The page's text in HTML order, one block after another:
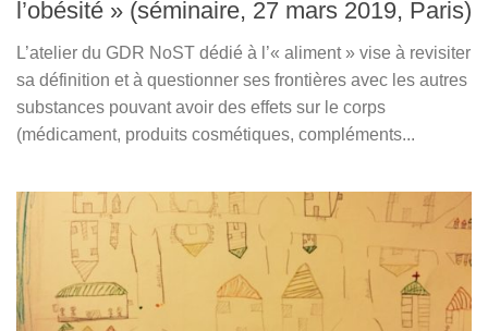
l’obésité » (séminaire, 27 mars 2019, Paris)
L’atelier du GDR NoST dédié à l’« aliment » vise à revisiter
sa définition et à questionner ses frontières avec les autres
substances pouvant avoir des effets sur le corps
(médicament, produits cosmétiques, compléments...